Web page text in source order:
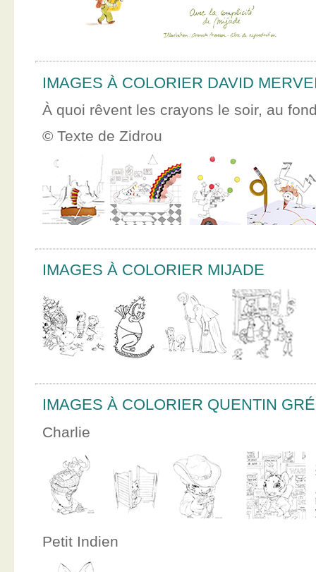
IMAGES À COLORIER DAVID
À quoi rêvent les crayons le soir, au
© Texte de Zidrou
IMAGES À COLORIER MIJADE
IMAGES À COLORIER QUENTIN
Charlie
Petit Indien